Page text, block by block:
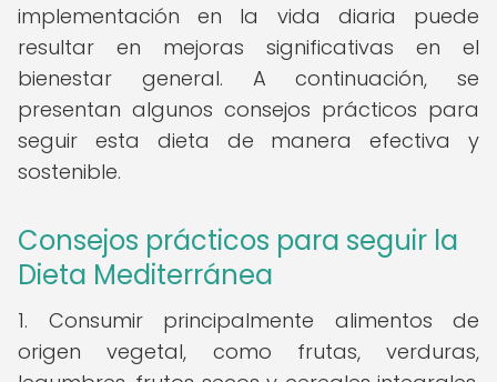
implementación en la vida diaria puede
resultar en mejoras significativas en el
bienestar general. A continuación, se
presentan algunos consejos prácticos para
seguir esta dieta de manera efectiva y
sostenible.
Consejos prácticos para seguir la
Dieta Mediterránea
1. Consumir principalmente alimentos de
origen vegetal, como frutas, verduras,